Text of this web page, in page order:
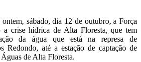
sábado, dia 12 de outubro, a Força
a crise hídrica de Alta Floresta, que tem
da água que está na represa de
Redondo, até a estação de captação de
de Alta Floresta.